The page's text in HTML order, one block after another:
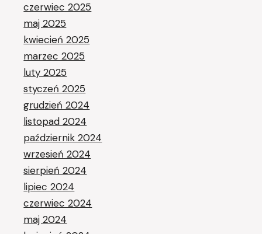
czerwiec 2025
maj 2025
kwiecień 2025
marzec 2025
luty 2025
styczeń 2025
grudzień 2024
listopad 2024
październik 2024
wrzesień 2024
sierpień 2024
lipiec 2024
czerwiec 2024
maj 2024